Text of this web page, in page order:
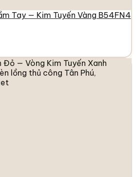
Tay — Kim Tuyến Vàng B54FN4